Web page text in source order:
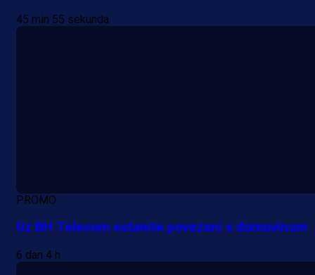
45 min 55 sekunda
PROMO
Uz BH Telecom ostanite povezani s domovinom
6 dan 4 h